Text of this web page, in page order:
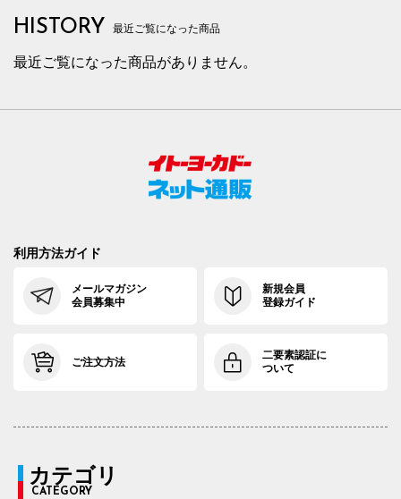
HISTORY 最近ご覧になった商品
最近ご覧になった商品がありません。
利用方法ガイド
メールマガジン
会員募集中
新規会員
登録ガイド
ご注文方法
二要素認証に
ついて
カテゴリ
CATEGORY